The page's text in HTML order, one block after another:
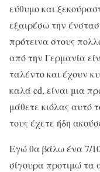
εύθυμο και
εξαιρέσω την
πρότεινα στους
από την Γερμανία
ταλέντο και έχουν
καλά cd, είναι μια
μάθετε κιόλας αυτό
τους έχετε ήδη
Εγώ θα βάλω ένα 7/10
σίγουρα προτιμώ τα